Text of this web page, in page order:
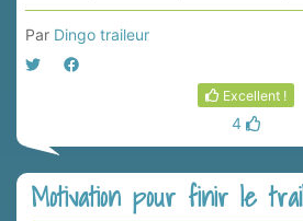
Par Dingo traileur
Excellent !
4
Motivation pour finir le